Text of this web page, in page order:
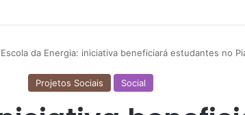
Escola da Energia: iniciativa beneficiará estudantes no
Projetos Sociais Social